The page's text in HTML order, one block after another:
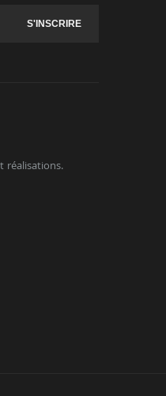
S'INSCRIRE
réalisations.